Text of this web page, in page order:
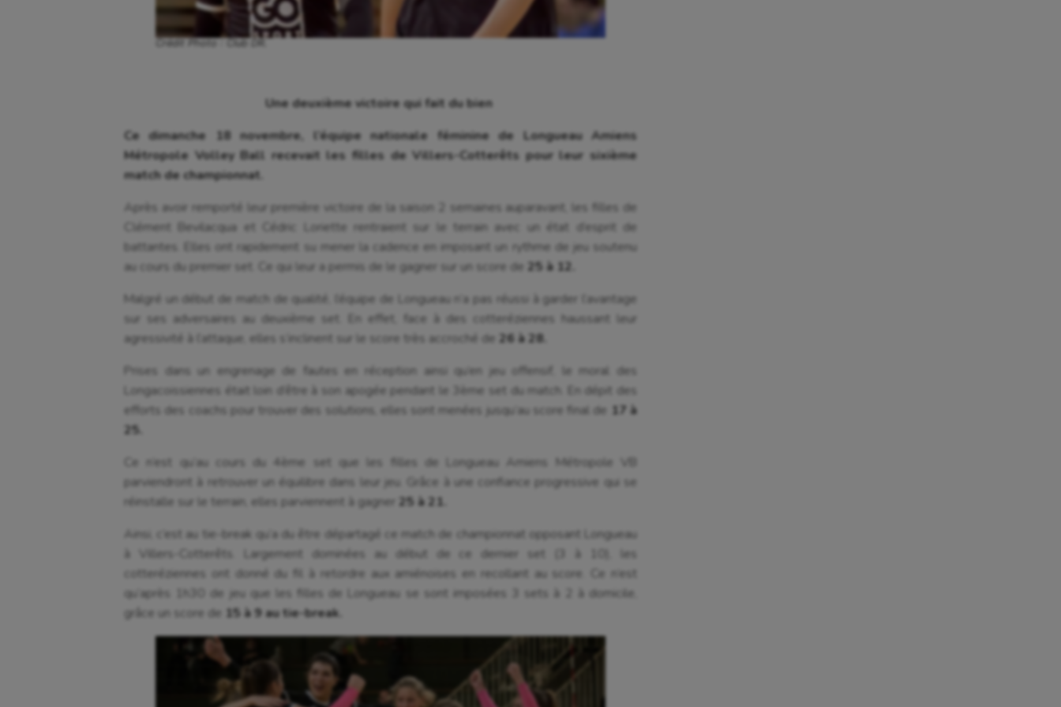
Crédit Photo : Club DR.
Une deuxième victoire qui fait du bien
Ce dimanche 18 novembre, l’équipe nationale féminine de Longueau Amiens
Métropole Volley Ball recevait les filles de Villers-Cotterêts pour leur sixième
match de championnat.
Après avoir remporté leur première victoire de la saison 2 semaines auparavant, les filles de
Clément Bevilacqua et Cédric Loriette rentraient sur le terrain avec un état d’esprit de
battantes. Elles ont rapidement su mener la cadence en imposant un rythme de jeu soutenu
au cours du premier set. Ce qui leur a permis de le gagner sur un score de 25 à 12.
Malgré un début de match de qualité, l’équipe de Longueau n’a pas réussi à garder l’avantage
sur ses adversaires au deuxième set. En effet, face à des cotteréziennes haussant leur
agressivité à l’attaque, elles s’inclinent sur le score très accroché de 26 à 28.
Prises dans un engrenage de fautes en réception ainsi qu’en jeu offensif, le moral des
Longacoissiennes était loin d’être à son apogée pendant le 3ème set du match. En dépit des
efforts des coachs pour trouver des solutions, elles sont menées jusqu’au score final de 17 à
25.
Ce n’est qu’au cours du 4ème set que les filles de Longueau Amiens Métropole VB
parviendront à retrouver un équilibre dans leur jeu. Grâce à une confiance progressive qui se
réinstalle sur le terrain, elles parviennent à gagner 25 à 21.
Ainsi, c’est au tie-break qu’a du être départagé ce match de championnat opposant Longueau
à Villers-Cotterêts. Largement dominées au début de ce dernier set (3 à 10), les
cotteréziennes ont donné du fil à retordre aux amiénoises en recollant au score. Ce n’est
qu’après 1h30 de jeu que les filles de Longueau se sont imposées 3 sets à 2 à domicile,
grâce un score de 15 à 9 au tie-break.